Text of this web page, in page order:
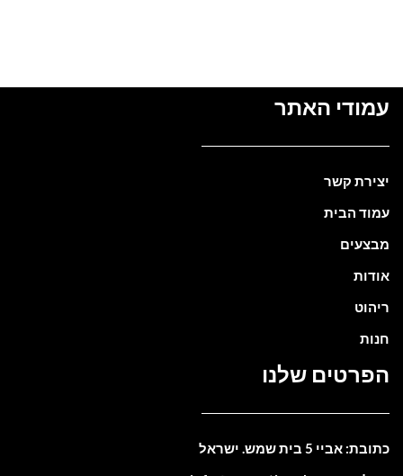
עמודי האתר
יצירת קשר
עמוד הבית
מבצעים
אודות
ריהוט
חנות
הפרטים שלנו
כתובת: אביי 5 בית שמש. ישראל